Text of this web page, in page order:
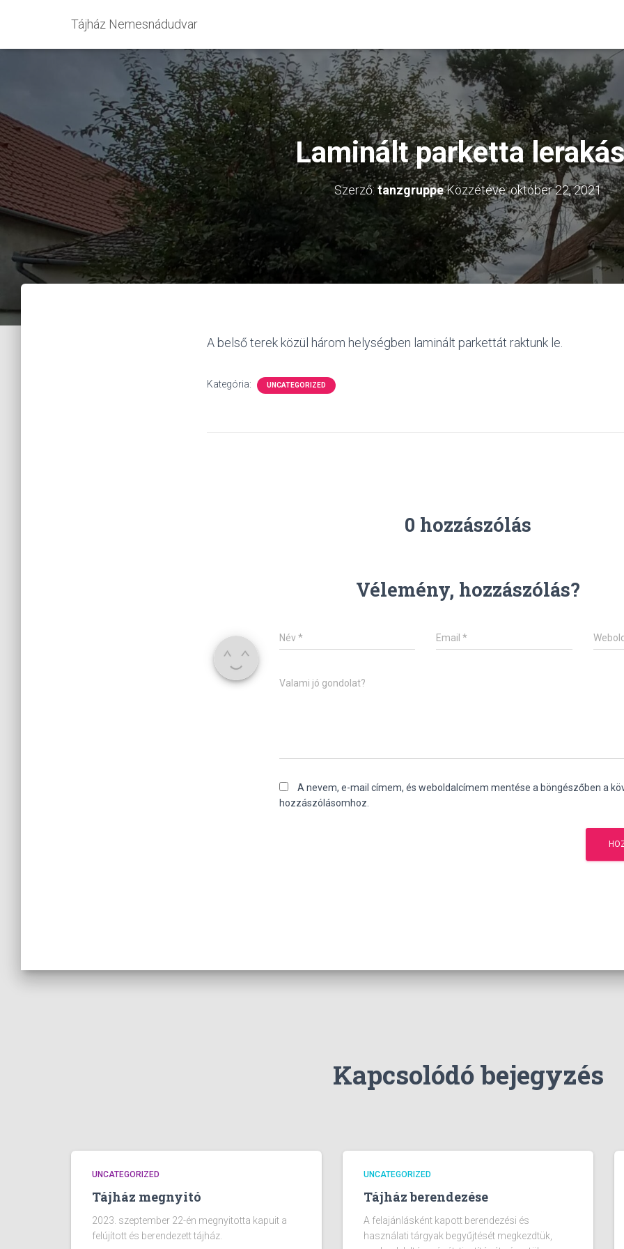
Tájház Nemesnádudvar
Laminált parketta
Szerző:tanzgruppeKözzétéve:október 22, 2021
A belső terek közül három helységben laminált parkettát raktunk le.
Kategória: UNCATEGORIZED
0 hozzászólás
Vélemény, hozzászólás?
Név* Email*
Valami jó gondolat?
A nevem, e-mail címem, és weboldalcímem mentése a böngészőben a
hozzászólásomhoz.
Kapcsolódó bejegyzés
UNCATEGORIZED
Tájház megnyitó
2023. szeptember 22-én megnyitotta kapuit a
felújított és berendezett tájház.
UNCATEGORIZED
Tájház berendezése
A felajánlásként kapott berendezési és
használati tárgyak begyűjtését megkezdtük,